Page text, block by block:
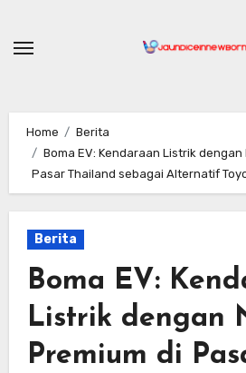
Home
Berita
Boma EV: Kendaraan Listrik
Pasar Thailand sebagai Alternatif
Berita
Boma EV:
Listrik dengan
Premium di